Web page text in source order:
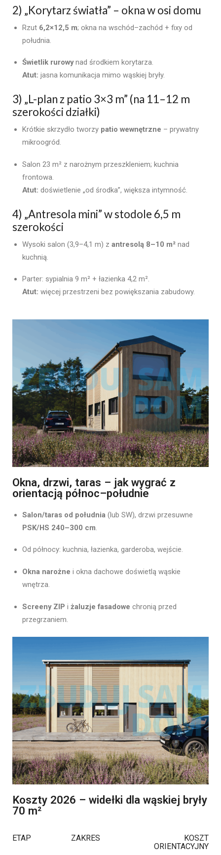
2) „Korytarz światła” – okna w osi domu
Rzut 6,2×12,5 m; okna na wschód–zachód + fixy od
południa.
Świetlik rurowynad środkiem korytarza.
Atut: jasna komunikacja mimo wąskiej bryły.
3) „L-plan z patio 3×3 m” (na 11–12 m
szerokości działki)
Krótkie skrzydło tworzy patio wewnętrzne – prywatny
mikroogród.
Salon 23 m² z narożnym przeszkleniem; kuchnia
frontowa.
Atut: doświetlenie „od środka”, większa intymność.
4) „Antresola mini” w stodole 6,5 m
szerokości
Wysoki salon (3,9–4,1 m) z antresolą 8–10 m² nad
kuchnią.
Parter: sypialnia 9 m² + łazienka 4,2 m².
Atut: więcej przestrzeni bez powiększania zabudowy.
Okna, drzwi, taras – jak wygrać z
orientacją północ–południe
Salon/taras od południa (lub SW), drzwi przesuwne
PSK/HS 240–300 cm.
Od północy: kuchnia, łazienka, garderoba, wejście.
Okna narożne i okna dachowe doświetlą wąskie
wnętrza.
Screeny ZIP i żaluzje fasadowe chronią przed
przegrzaniem.
Koszty 2026 – widełki dla wąskiej bryły
70 m²
ETAP ZAKRES
KOSZT
ORIENTACYJNY